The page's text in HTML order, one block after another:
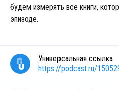
будем измерять все книги,
эпизоде.
Универсальная ссылка
https://podcast.ru/